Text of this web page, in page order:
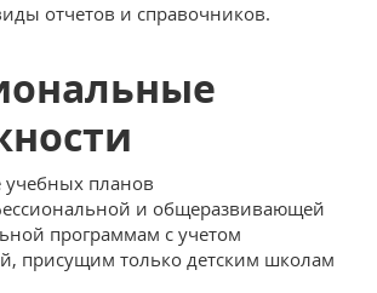
отчетов и справочников.
учебных планов
и общеразвивающей
программам с учетом
присущим только детским школам